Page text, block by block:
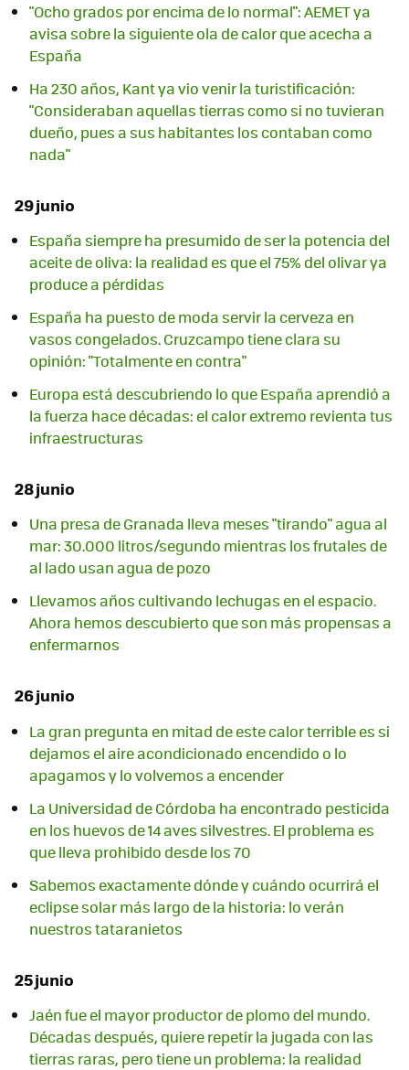
"Ocho grados por encima de lo normal": AEMET ya
avisa sobre la siguiente ola de calor que acecha a
España
Ha 230 años, Kant ya vio venir la turistificación:
"Consideraban aquellas tierras como si no tuvieran
dueño, pues a sus habitantes los contaban como
nada"
29 junio
España siempre ha presumido de ser la potencia del
aceite de oliva: la realidad es que el 75% del olivar ya
produce a pérdidas
España ha puesto de moda servir la cerveza en
vasos congelados. Cruzcampo tiene clara su
opinión: "Totalmente en contra"
Europa está descubriendo lo que España aprendió a
la fuerza hace décadas: el calor extremo revienta tus
infraestructuras
28 junio
Una presa de Granada lleva meses "tirando" agua al
mar: 30.000 litros/segundo mientras los frutales de
al lado usan agua de pozo
Llevamos años cultivando lechugas en el espacio.
Ahora hemos descubierto que son más propensas a
enfermarnos
26 junio
La gran pregunta en mitad de este calor terrible es si
dejamos el aire acondicionado encendido o lo
apagamos y lo volvemos a encender
La Universidad de Córdoba ha encontrado pesticida
en los huevos de 14 aves silvestres. El problema es
que lleva prohibido desde los 70
Sabemos exactamente dónde y cuándo ocurrirá el
eclipse solar más largo de la historia: lo verán
nuestros tataranietos
25 junio
Jaén fue el mayor productor de plomo del mundo.
Décadas después, quiere repetir la jugada con las
tierras raras, pero tiene un problema: la realidad